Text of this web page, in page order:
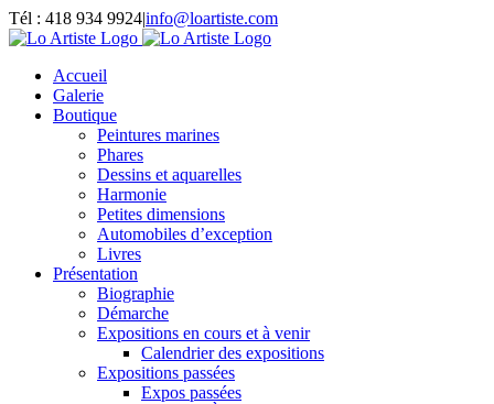
Passer
au
Tél : 418 934 9924|info@loartiste.com
Facebook
Instagram
Email
Pinterest
YouTube
Accueil
Galerie
Boutique
Peintures marines
Phares
Dessins et aquarelles
Harmonie
Petites dimensions
Automobiles d’exception
Livres
Présentation
Biographie
Démarche
Expositions en cours et à venir
Calendrier des expositions
Expositions passées
Expos passées